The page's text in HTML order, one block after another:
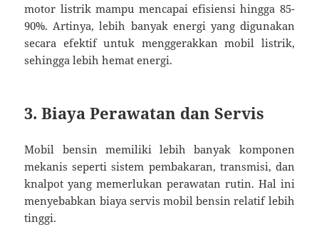
motor listrik mampu mencapai efisiensi hingga 85-
90%. Artinya, lebih banyak energi yang digunakan
secara efektif untuk menggerakkan mobil listrik,
sehingga lebih hemat energi.
3. Biaya Perawatan dan Servis
Mobil bensin memiliki lebih banyak komponen
mekanis seperti sistem pembakaran, transmisi, dan
knalpot yang memerlukan perawatan rutin. Hal ini
menyebabkan biaya servis mobil bensin relatif lebih
tinggi.